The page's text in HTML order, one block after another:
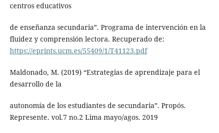
centros educativos
de enseñanza secundaria”. Programa de intervención en la
fluidez y comprensión lectora. Recuperado de:
https://eprints.ucm.es/55409/1/T41123.pdf
Maldonado, M. (2019) “Estrategias de aprendizaje para el
desarrollo de la
autonomía de los estudiantes de secundaria”. Propós.
Represente. vol.7 no.2 Lima mayo/agos. 2019